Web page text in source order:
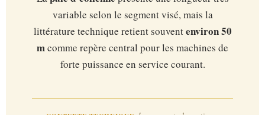
variable selon le segment visé, mais la
littérature technique retient souventenviron 50
mcomme repère central pour les machines de
forte puissance en service courant.